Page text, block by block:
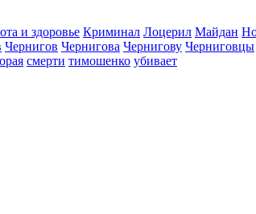
и здоровье Криминал Лоцерил Майдан
Чернигов Чернигова Чернигову Черниговцы
смерти тимошенко убивает